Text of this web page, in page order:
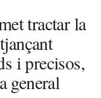
tractar la
i precisos,
general